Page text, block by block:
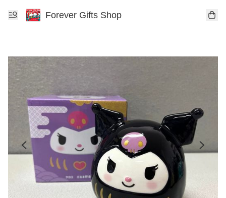
Forever Gifts Shop